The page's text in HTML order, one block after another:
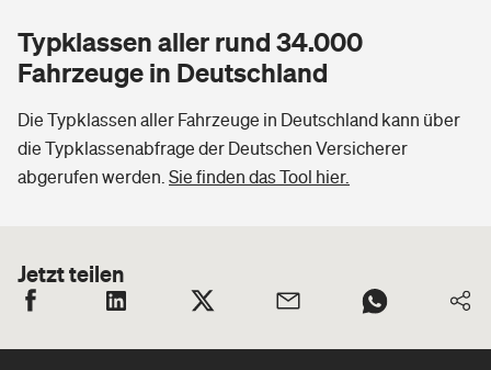
Typklassen aller rund 34.000
Fahrzeuge in Deutschland
Die Typklassen aller Fahrzeuge in Deutschland kann über
die Typklassenabfrage der Deutschen Versicherer
abgerufen werden. Sie finden das Tool hier.
Jetzt teilen